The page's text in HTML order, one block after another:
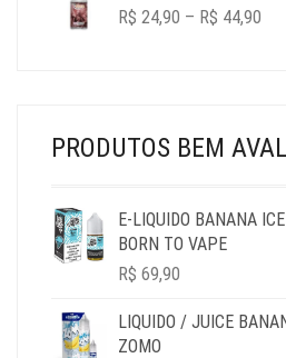
R$ 24,90 – R$ 44,90
PRODUTOS BEM
E-LIQUIDO BANANA
BORN TO VAPE
R$ 69,90
LIQUIDO / JUICE
ZOMO